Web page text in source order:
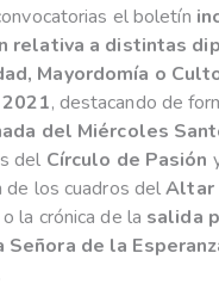
el boletín
relativa a distintas
Mayordomía o
, destacando de
del Miércoles
del Círculo de Pasión
de los cuadros delAltar
o la crónica de la salida
Señora de la